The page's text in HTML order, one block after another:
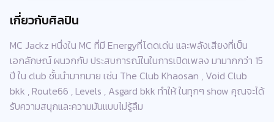
เกี่ยวกับศิลปิน
MC Jackz หนึ่งใน MC ที่มี Energyที่โดดเด่น และพลังเสียงที่เป็น
เอกลักษณ์ ผนวกกับ ประสบการณ์ในในการเปิดเพลง มามากกว่า 15
ปี ใน club ชั้นนำมากมาย เช่น The Club Khaosan , Void Club
bkk , Route66 , Levels , Asgard bkk ทำให้ ในทุกๆ show คุณจะได้
รับความสนุกและความมันแบบไม่รู้ลืม